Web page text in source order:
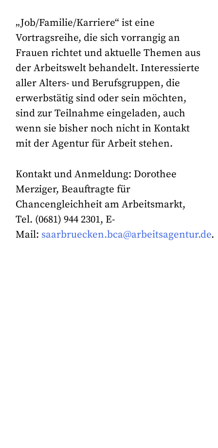
„Job/Familie/Karriere“ ist eine
Vortragsreihe, die sich vorrangig an
Frauen richtet und aktuelle Themen aus
der Arbeitswelt behandelt. Interessierte
aller Alters- und Berufsgruppen, die
erwerbstätig sind oder sein möchten,
sind zur Teilnahme eingeladen, auch
wenn sie bisher noch nicht in Kontakt
mit der Agentur für Arbeit stehen.
Kontakt und Anmeldung: Dorothee
Merziger, Beauftragte für
Chancengleichheit am Arbeitsmarkt,
Tel. (0681) 944 2301, E-
Mail: saarbruecken.bca@arbeitsagentur.de.